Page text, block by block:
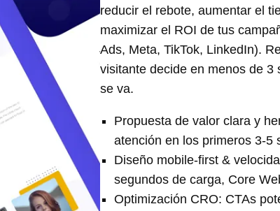
reducir el rebote, aumentar el
maximizar el ROI de tus
Ads, Meta, TikTok, LinkedIn).
visitante decide en menos de 3
se va.
Propuesta de valor clara y
atención en los primeros 3-5
Diseño mobile-first &
segundos de carga, Core
Optimización CRO: CTAs